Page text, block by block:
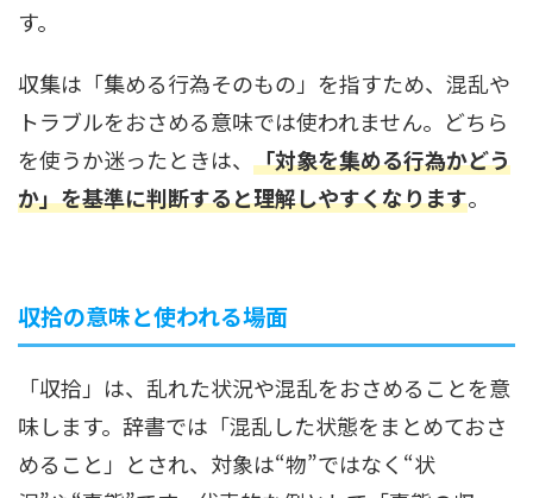
す。
収集は「集める行為そのもの」を指すため、混乱や
トラブルをおさめる意味では使われません。どちら
を使うか迷ったときは、 「対象を集める行為かどう
か」を基準に判断すると理解しやすくなります。
収拾の意味と使われる場面
「収拾」は、乱れた状況や混乱をおさめることを意
味します。辞書では「混乱した状態をまとめておさ
めること」とされ、対象は“物”ではなく“状